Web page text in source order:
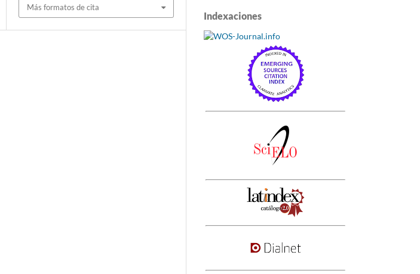
Más formatos de cita
Indexaciones